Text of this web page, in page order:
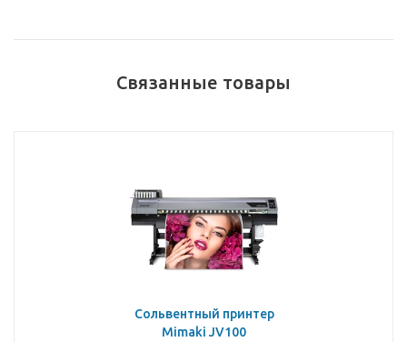
Связанные товары
Сольвентный принтер
Mimaki JV100